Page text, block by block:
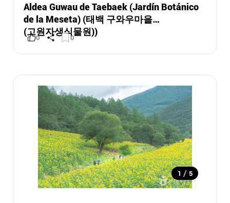
Aldea Guwau de Taebaek (Jardín Botánico
de la Meseta) (태백 구와우마을
(고원자생식물원))
0 0
1 / 5